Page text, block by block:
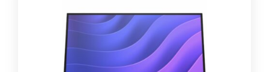
Bildschirmtechnologie: LCD
Panel-Typ: IPS
Typ der Hintergrundbeleuchtung: Seiten-LED
Helligkeit (typisch): 250 cd/m²